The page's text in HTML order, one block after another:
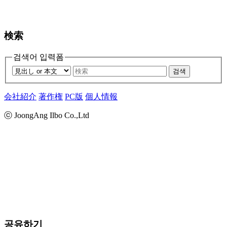
検索
검색어 입력폼
검색
会社紹介 著作権 PC版 個人情報
ⓒ JoongAng Ilbo Co.,Ltd
공유하기